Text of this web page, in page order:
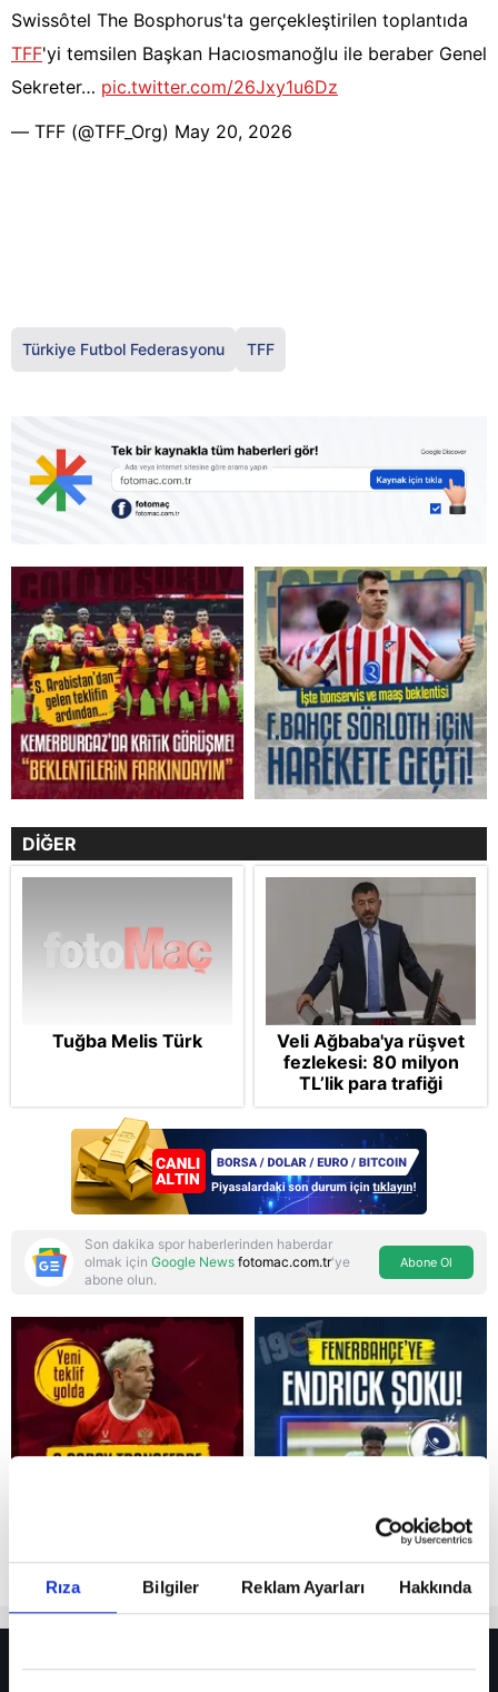
Rıza Bilgiler Reklam Ayarları Hakkında
Reddet
Swissôtel The Bosphorus'ta gerçekleştirilen toplantıda
TFF'yi temsilen Başkan Hacıosmanoğlu ile beraber Genel
Sekreter… pic.twitter.com/26Jxy1u6Dz
— TFF (@TFF_Org) May 20, 2026
Türkiye Futbol Federasyonu TFF
DİĞER
Tuğba Melis Türk
Veli Ağbaba'ya rüşvet
fezlekesi: 80 milyon
TL’lik para trafiği
dosyada! CHP’li
belediyeleri haraca
bağlamış
Son dakika spor haberlerinden haberdar
olmak için Google News fotomac.com.tr'ye
abone olun.
Abone Ol